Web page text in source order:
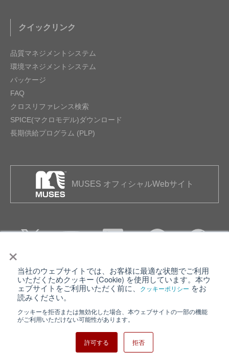
×
当社のウェブサイトでは、お客様に最適な状態でご利用
いただくためクッキー (Cookie) を使用しています。本ウ
ェブサイトをご利用いただく前に、
クッキーポリシー をお
読みください。
クッキーを拒否または無効化した場合、本ウェブサイトの一部の機能
がご利用いただけない可能性があります。
許可する 拒否
クイックリンク
品質マネジメントシステム
環境マネジメントシステム
パッケージ
FAQ
クロスリファレンス検索
SPICE(マクロモデル)ダウンロード
長期供給プログラム (PLP)
MUSES オフィシャルWebサイト
個人情報保護について ウェブサイト利用規約
クッキーポリシー
日清紡ホールディングス
Copyright ⓒ Nisshinbo Micro Devices Inc. All Rights Reserved.